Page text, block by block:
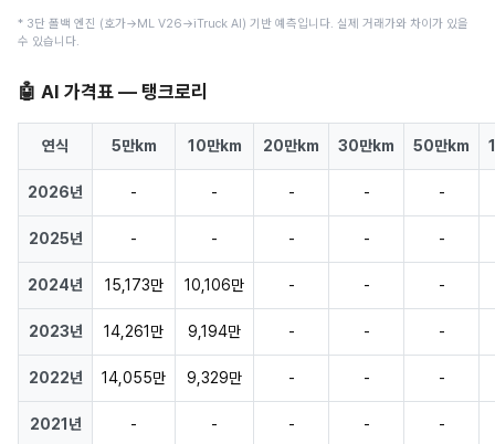
* 3단 폴백 엔진 (호가→ML V26→iTruck AI) 기반 예측입니다. 실제 거래가와 차이가 있을
수 있습니다.
🤖 AI 가격표 — 탱크로리
연식 5만km 10만km 20만km 30만km 50만km
2026년 - - - - -
2025년 - - - - -
2024년 15,173만 10,106만 - - -
2023년 14,261만 9,194만 - - -
2022년 14,055만 9,329만 - - -
2021년 - - - - -